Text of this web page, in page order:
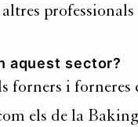
aquest sector?
forners i forneres
els de la